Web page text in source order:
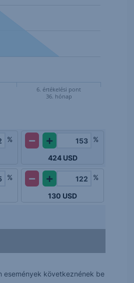
6. értékelési pont
36. hónap
% %
424 USD
% %
130 USD
események következnének be